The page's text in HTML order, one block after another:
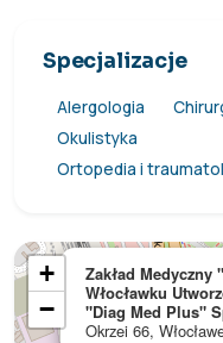
Specjalizacje
Alergologia
Okulistyka
Ortopedia i
Zakład
Włocławku
"Diag Med Plus"
Okrzei 66,
+
−